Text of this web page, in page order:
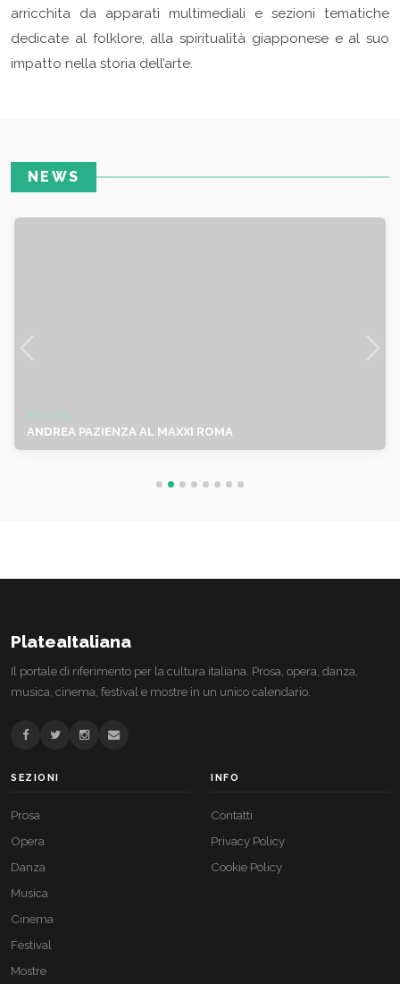
arricchita da apparati multimediali e sezioni tematiche
dedicate al folklore, alla spiritualità giapponese e al suo
impatto nella storia dell’arte.
NEWS
NOTIZIE
ANDREA PAZIENZA AL MAXXI ROMA
PlateaItaliana
Il portale di riferimento per la cultura italiana. Prosa, opera, danza,
musica, cinema, festival e mostre in un unico calendario.
SEZIONI
Prosa
Opera
Danza
Musica
Cinema
Festival
Mostre
INFO
Contatti
Privacy Policy
Cookie Policy